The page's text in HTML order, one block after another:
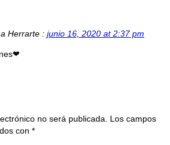
Herrarte : junio 16, 2020 at 2:37 pm
no será publicada.
Los campos
con *